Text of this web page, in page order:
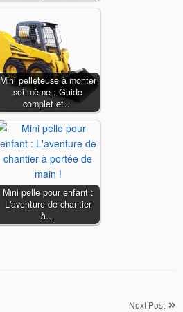
Mini pelleteuse à monter
soi-même : Guide
complet et…
Mini pelle pour enfant :
L'aventure de chantier
à…
Next Post